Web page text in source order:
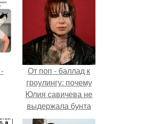
От поп - баллад к
гроулингу: почему
Юлия савичева не
выдержала бунта
собственной